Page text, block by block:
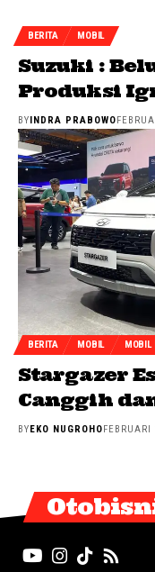
BERITA MOBIL
Suzuki :
Produksi
BYINDRA PRABOWO
BERITA MOBIL MOBIL
Stargazer
Canggih
BYEKO NUGROHO